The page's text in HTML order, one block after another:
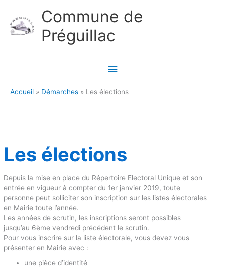
Commune de
Préguillac
Menu
principal
Accueil Démarches Les élections
Les élections
Depuis la mise en place du Répertoire Electoral Unique et son
entrée en vigueur à compter du 1er janvier 2019, toute
personne peut solliciter son inscription sur les listes électorales
en Mairie toute l’année.
Les années de scrutin, les inscriptions seront possibles
jusqu’au 6ème vendredi précédent le scrutin.
Pour vous inscrire sur la liste électorale, vous devez vous
présenter en Mairie avec :
une pièce d’identité